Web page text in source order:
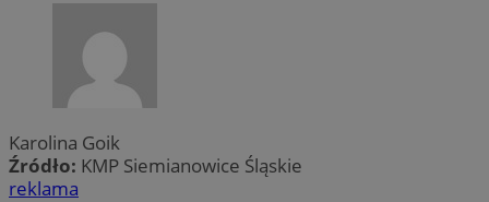
Karolina Goik
Źródło: KMP Siemianowice Śląskie
reklama